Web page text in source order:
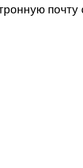
почту